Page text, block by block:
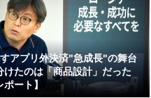
アプリ外決済"急成長"の舞台
たのは「商品設計」だった
ポート】